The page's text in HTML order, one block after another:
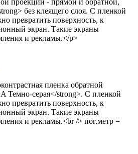
без клеящего слоя. С пленкой
превратить поверхность, к
экран. Такие экраны
и рекламы.</p>
пленка обратной
Темно-серая</strong>. С пленкой
превратить поверхность, к
экран. Такие экраны
и рекламы.<br /> пог.метр =